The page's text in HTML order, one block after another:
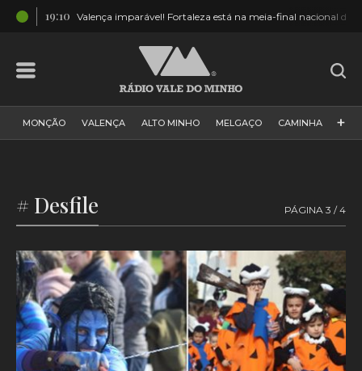
19:10 Valença imparável! Fortaleza está na meia-final nacional das
MONÇÃO VALENÇA ALTO MINHO MELGAÇO CAMINHA
VALE DO MINHO MINHO MUNDO ESPANHA NORTE
VILA PRAIA DE ÂNCORA
+
# Desfile PÁGINA 3 / 4